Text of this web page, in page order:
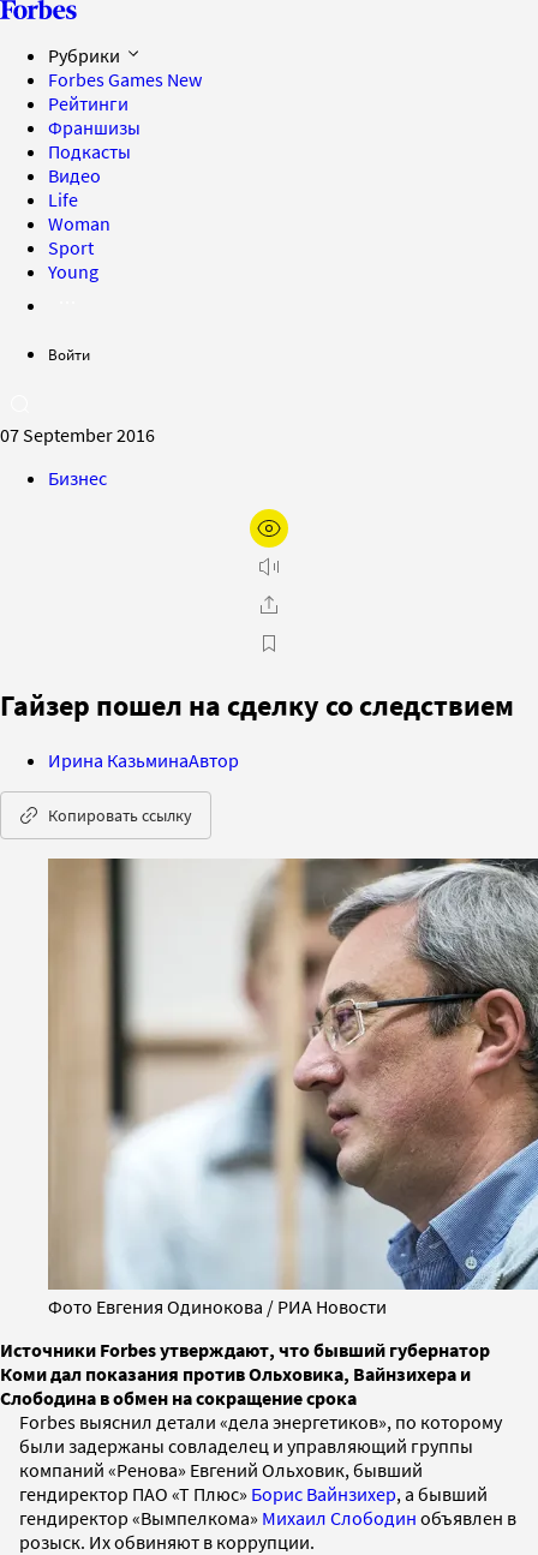
Рубрики
Forbes Games New
Рейтинги
Франшизы
Подкасты
Видео
Life
Woman
Sport
Young
Войти
07 September 2016
Бизнес
Гайзер пошел на сделку со следствием
Ирина КазьминаАвтор
Копировать ссылку
Фото Евгения Одинокова / РИА Новости
Источники Forbes утверждают, что бывший губернатор
Коми дал показания против Ольховика, Вайнзихера и
Слободина в обмен на сокращение срока
Forbes выяснил детали «дела энергетиков», по которому
были задержаны совладелец и управляющий группы
компаний «Ренова» Евгений Ольховик, бывший
гендиректор ПАО «Т Плюс» Борис Вайнзихер, а бывший
гендиректор «Вымпелкома» Михаил Слободин объявлен в
розыск. Их обвиняют в коррупции.